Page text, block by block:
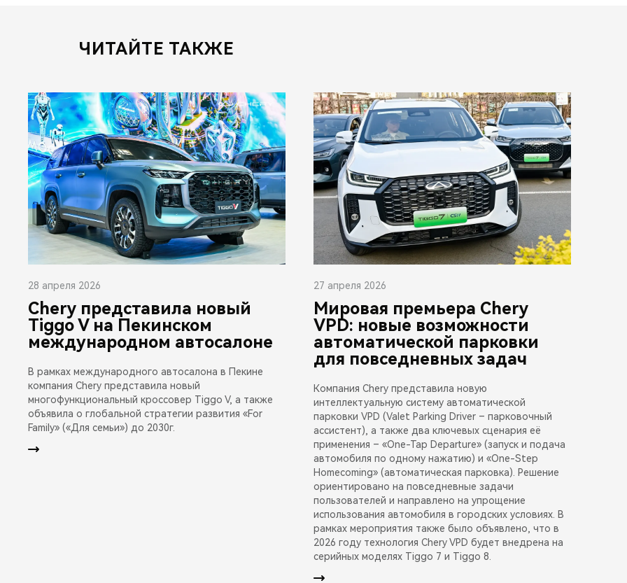
ЧИТАЙТЕ ТАКЖЕ
28 апреля 2026
Chery представила новый
Tiggo V на Пекинском
международном автосалоне
В рамках международного автосалона в Пекине
компания Chery представила новый
многофункциональный кроссовер Tiggo V, а также
объявила о глобальной стратегии развития «For
Family» («Для семьи») до 2030г.
27 апреля 2026
Мировая премьера Chery
VPD: новые возможности
автоматической парковки
для повседневных задач
Компания Chery представила новую
интеллектуальную систему автоматической
парковки VPD (Valet Parking Driver – парковочный
ассистент), а также два ключевых сценария её
применения – «One-Tap Departure» (запуск и подача
автомобиля по одному нажатию) и «One-Step
Homecoming» (автоматическая парковка). Решение
ориентировано на повседневные задачи
пользователей и направлено на упрощение
использования автомобиля в городских условиях. В
рамках мероприятия также было объявлено, что в
2026 году технология Chery VPD будет внедрена на
серийных моделях Tiggo 7 и Tiggo 8.